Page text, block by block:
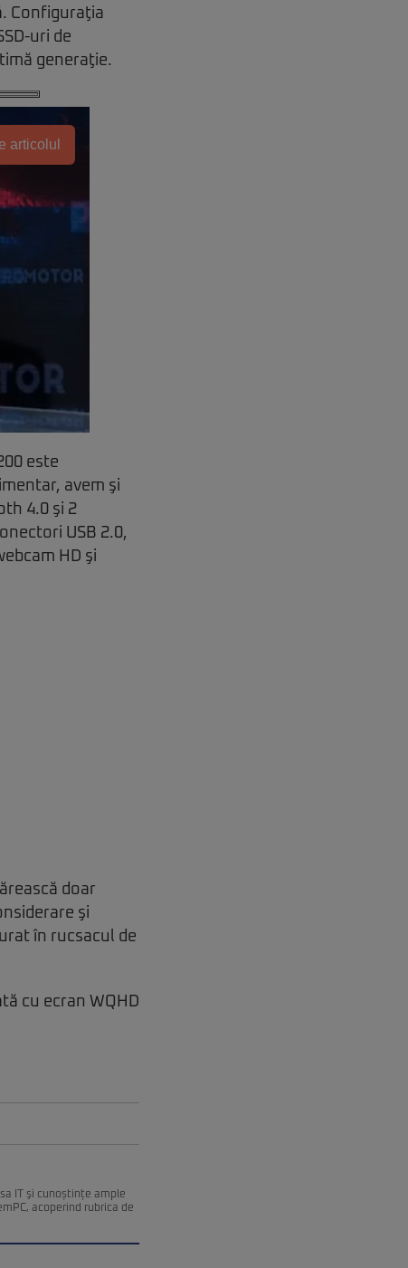
Configuraţia
uri de
generaţie.
articolul
este
avem şi
4.0 şi 2
USB 2.0,
HD şi
doar
şi
în rucsacul de
cu ecran WQHD
IT şi cunoștințe ample
acoperind rubrica de